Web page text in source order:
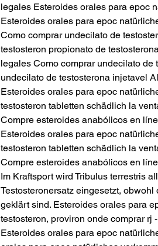
legales Esteroides orales para epoc
Esteroides orales para epoc
Como comprar undecilato de
testosteron propionato de
legales Como comprar undecilato
undecilato de testosterona injetavel
Esteroides orales para epoc
testosteron tabletten schädlich la
Compre esteroides anabólicos en
Esteroides orales para epoc
testosteron tabletten schädlich la
Compre esteroides anabólicos en
Im Kraftsport wird Tribulus terrestris
Testosteronersatz eingesetzt,
geklärt sind. Esteroides orales para
testosteron, proviron onde comprar
Esteroides orales para epoc